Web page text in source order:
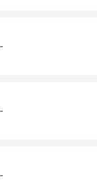
-
-
-